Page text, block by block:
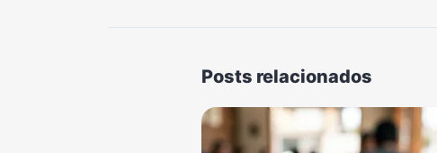
Posts relacionados